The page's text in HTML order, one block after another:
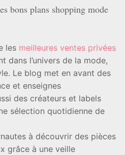
bons plans shopping mode
les meilleures ventes privées
dans l’univers de la mode,
Le blog met en avant des
et enseignes
des créateurs et labels
sélection quotidienne de
à découvrir des pièces
grâce à une veille